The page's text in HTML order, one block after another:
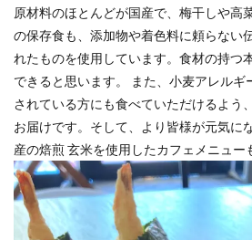
原材料のほとんどが国産で、梅⼲しや⾼
の保存⾷も、添加物や着⾊料に頼らない
れたものを使⽤しています。⾷材の持つ
できると思います。 また、⼩⻨アレルギ
されている⽅にも⾷べていただけるよう
お届けです。そして、より皆様が元気に
産の焙煎 ⽞⽶を使⽤したカフェメニュー